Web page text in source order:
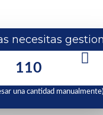
necesitas
una cantidad manualmente)